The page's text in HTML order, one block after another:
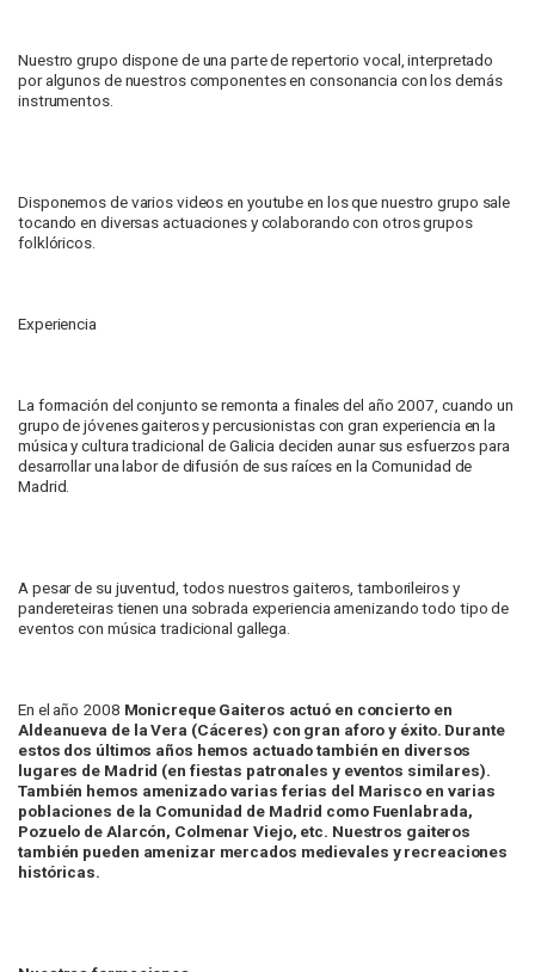
Nuestro grupo dispone de una parte de repertorio vocal, interpretado
por algunos de nuestros componentes en consonancia con los demás
instrumentos.
Disponemos de varios videos en youtube en los que nuestro grupo sale
tocando en diversas actuaciones y colaborando con otros grupos
folklóricos.
Experiencia
La formación del conjunto se remonta a finales del año 2007, cuando un
grupo de jóvenes gaiteros y percusionistas con gran experiencia en la
música y cultura tradicional de Galicia deciden aunar sus esfuerzos para
desarrollar una labor de difusión de sus raíces en la Comunidad de
Madrid.
A pesar de su juventud, todos nuestros gaiteros, tamborileiros y
pandereteiras tienen una sobrada experiencia amenizando todo tipo de
eventos con música tradicional gallega.
En el año 2008 MonicrequeGaiteros actuó en concierto en
Aldeanueva de la Vera (Cáceres) con gran aforo y éxito. Durante
estos dos últimos años hemos actuado también en diversos
lugares de Madrid (en fiestas patronales y eventos similares).
También hemos amenizado varias ferias del Marisco en varias
poblaciones de la Comunidad de Madrid como Fuenlabrada,
Pozuelo de Alarcón, Colmenar Viejo, etc. Nuestros gaiteros
también pueden amenizar mercados medievales y recreaciones
históricas.